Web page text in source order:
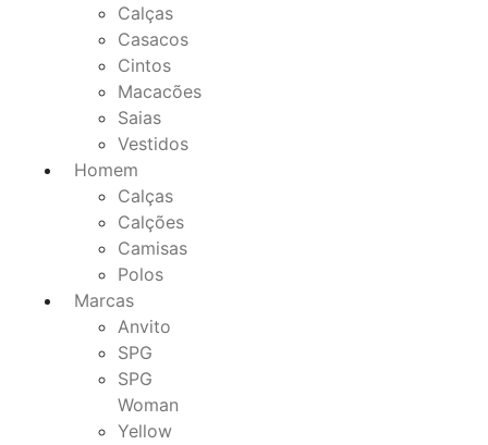
Calças
Casacos
Cintos
Macacões
Saias
Vestidos
Homem
Calças
Calções
Camisas
Polos
Marcas
Anvito
SPG
SPG
Woman
Yellow